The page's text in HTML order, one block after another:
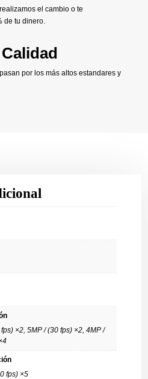
el cambio o te
de tu dinero.
por los más altos estandares y
×2, 5MP / (30 fps) ×2, 4MP /
fps) ×5